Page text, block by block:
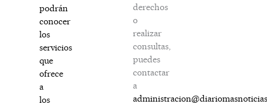
podrán
conocer
los
servicios
que
ofrece
a
los
derechos
o
realizar
consultas,
puedes
contactar
a